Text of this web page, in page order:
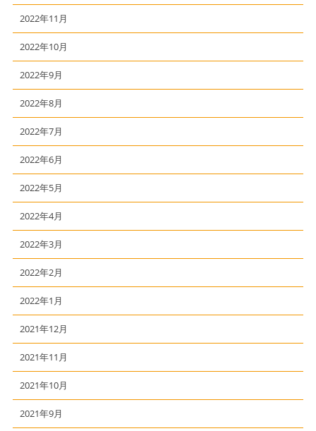
2022年11月
2022年10月
2022年9月
2022年8月
2022年7月
2022年6月
2022年5月
2022年4月
2022年3月
2022年2月
2022年1月
2021年12月
2021年11月
2021年10月
2021年9月